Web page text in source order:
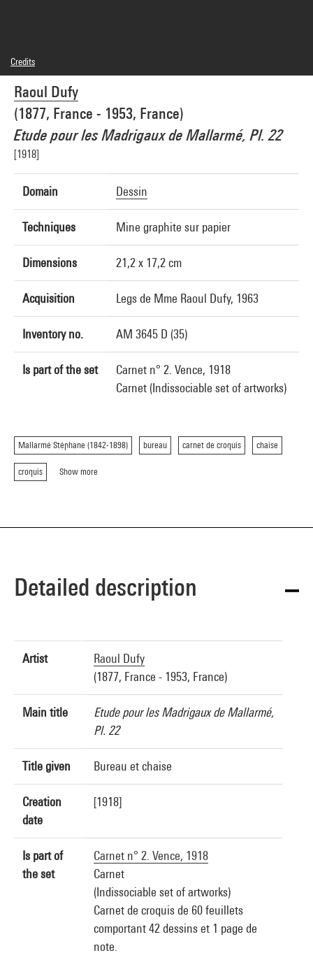
Raoul Dufy
(1877, France - 1953, France)
Etude pour les Madrigaux de Mallarmé, Pl. 22
[1918]
Domain Dessin
Techniques Mine graphite sur papier
Dimensions 21,2 x 17,2 cm
Acquisition Legs de Mme Raoul Dufy, 1963
Inventory no. AM 3645 D (35)
Is part of the set
Carnet n° 2. Vence, 1918
Carnet (Indissociable set of artworks)
Mallarmé Stéphane (1842-1898) bureau carnet de croquis chaise
croquis Show more
Credits
Domaine public
Photo credits : Centre Pompidou, MNAM-CCI/Georges Meguerditchian/Dist.
GrandPalaisRmn
Image reference : 4N71392
Image presentation :GrandPalaisRmnPhoto
Detailed description
Artist
Raoul Dufy
(1877, France - 1953, France)
Main title
Etude pour les Madrigaux de Mallarmé,
Pl. 22
Title given Bureau et chaise
Creation
date
[1918]
Is part of
the set
Carnet n° 2. Vence, 1918
Carnet
(Indissociable set of artworks)
Carnet de croquis de 60 feuillets
comportant 42 dessins et 1 page de
note.